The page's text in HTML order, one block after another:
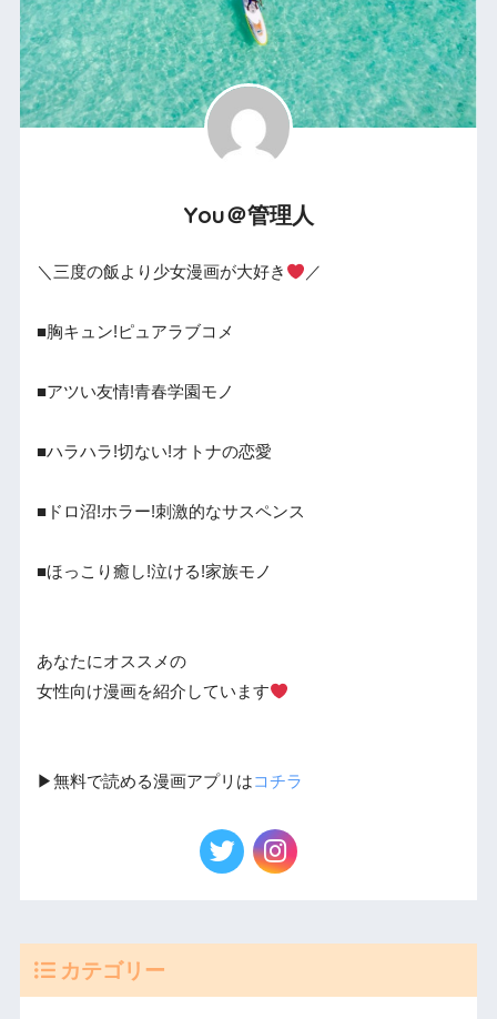
You＠管理人
＼三度の飯より少女漫画が大好き ／
■胸キュン!ピュアラブコメ
■アツい友情!青春学園モノ
■ハラハラ!切ない!オトナの恋愛
■ドロ沼!ホラー!刺激的なサスペンス
■ほっこり癒し!泣ける!家族モノ
あなたにオススメの
女性向け漫画を紹介しています
▶︎無料で読める漫画アプリはコチラ
カテゴリー